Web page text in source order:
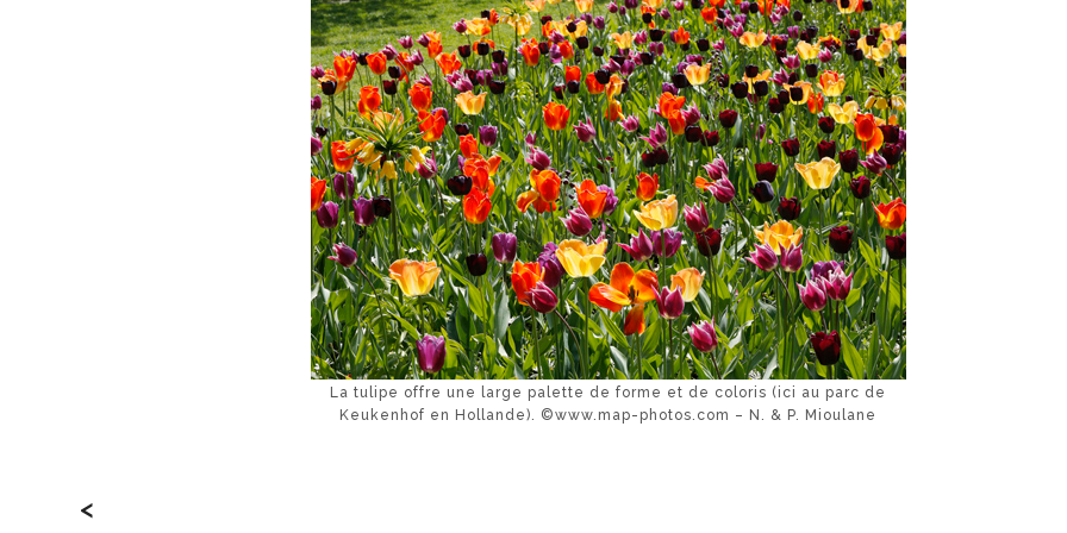
La tulipe offre une large palette de forme et de coloris (ici au parc de
Keukenhof en Hollande). ©www.map-photos.com – N. & P. Mioulane
<